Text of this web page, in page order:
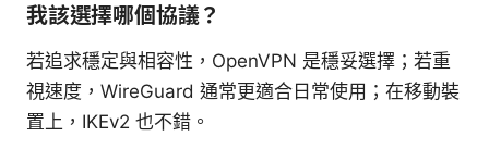
我該選擇哪個協議？
若追求穩定與相容性，OpenVPN 是穩妥選擇；若重
視速度，WireGuard 通常更適合日常使用；在移動裝
置上，IKEv2 也不錯。